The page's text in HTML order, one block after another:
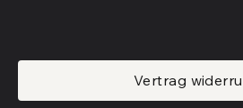
Vertrag